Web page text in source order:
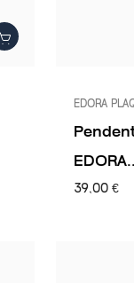
EDORA
39,00 €